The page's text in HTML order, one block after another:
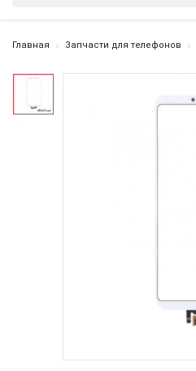
Главная Запчасти для телефонов